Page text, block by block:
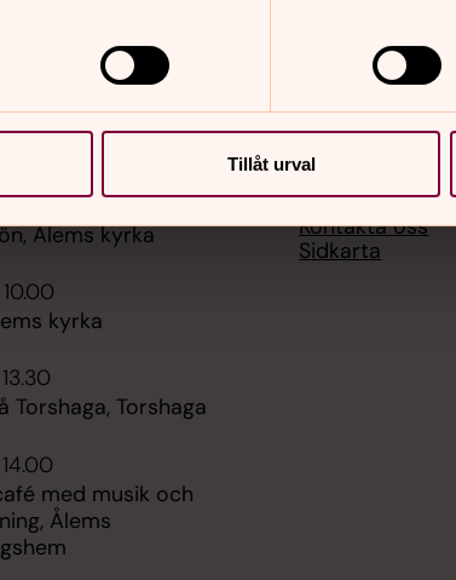
Tillåt urval
Ålems kyrka
kyrka
Torshaga, Torshaga
med musik och
Ålems
Hitta snabbt
Vår kalender
Kontakta oss
Sidkarta